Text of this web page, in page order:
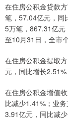
在住房公积金贷款
笔，57.04亿元，同
5万笔，867.31亿
至10月31日，全市
在住房公积金提取
元，同比增长2.51%
在住房公积金增值
比减少1.41%；业
3.91亿元，同比减少